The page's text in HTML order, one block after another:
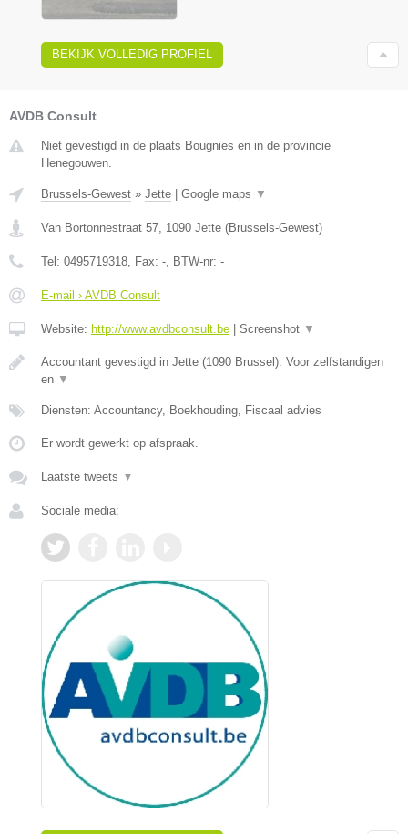
BEKIJK VOLLEDIG PROFIEL
AVDB Consult
Niet gevestigd in de plaats Bougnies en in de provincie
Henegouwen.
Brussels-Gewest » Jette | Google maps ▼
Van Bortonnestraat 57 1090 Jette (Brussels-Gewest)
Tel: 0495719318 , Fax: - , BTW-nr: -
E-mail › AVDB Consult
Website: http://www.avdbconsult.be | Screenshot ▼
Accountant gevestigd in Jette (1090 Brussel). Voor zelfstandigen
en ▼
Diensten: Accountancy, Boekhouding, Fiscaal advies
Er wordt gewerkt op afspraak.
Laatste tweets ▼
Sociale media: